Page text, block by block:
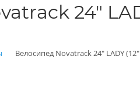
24"
Велосипед Novatrack 24" LADY